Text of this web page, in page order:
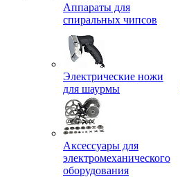
Аппараты для
спиральных чипсов
Электрические ножи
для шаурмы
Аксессуары для
электромеханического
оборудования